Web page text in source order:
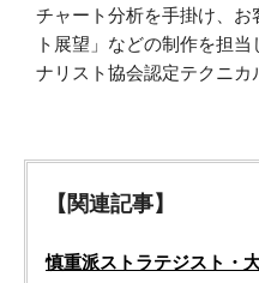
チャート分析を手掛け、
ト展望」などの制作を担
ナリスト協会認定テクニカ
【関連記事】
慎重派ストラテジスト・